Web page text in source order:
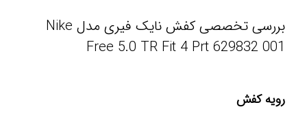
بررسی تخصصی کفش نایک فیری مدل Nike
Free 5.0 TR Fit 4 Prt 629832 001
رویه کفش